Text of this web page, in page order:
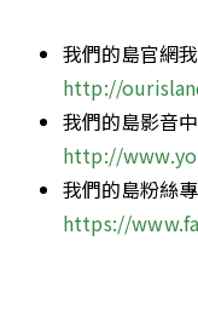
我們的島官網
http://
我們的島影音
http://
我們的島粉絲
https://